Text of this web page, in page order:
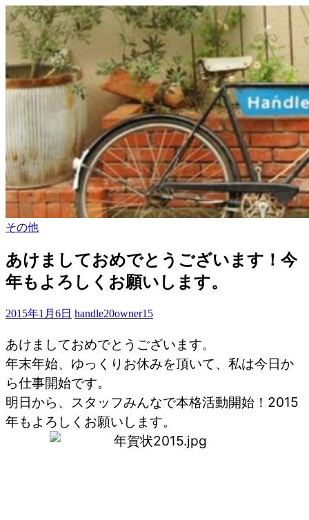
その他
あけましておめでとうございます！今
年もよろしくお願いします。
2015年1月6日 handle20owner15
あけましておめでとうございます。
年末年始、ゆっくりお休みを頂いて、私は今日か
ら仕事開始です。
明日から、スタッフみんなで本格活動開始！2015
年もよろしくお願いします。